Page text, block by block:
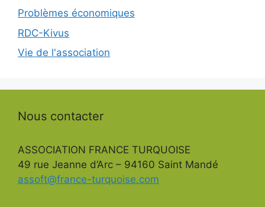
Problèmes économiques
RDC-Kivus
Vie de l'association
Nous contacter
ASSOCIATION FRANCE TURQUOISE
49 rue Jeanne d’Arc – 94160 Saint Mandé
assoft@france-turquoise.com